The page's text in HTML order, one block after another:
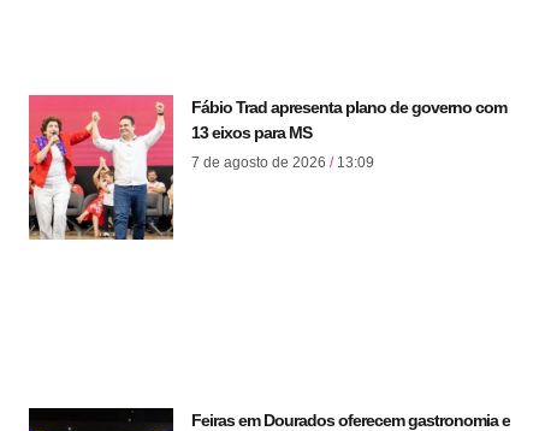
Fábio Trad apresenta plano de governo com
13 eixos para MS
7 de agosto de 2026 13:09
Feiras em Dourados oferecem gastronomia e